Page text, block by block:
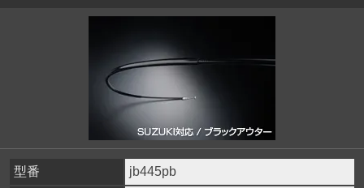
型番
jb445pb